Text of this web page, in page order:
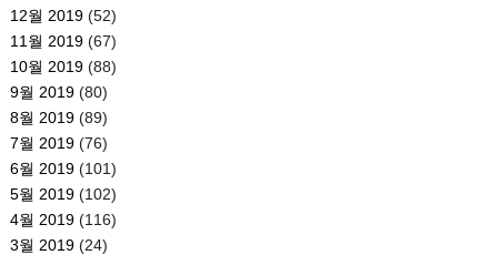
12월 2019(52)
11월 2019(67)
10월 2019(88)
9월 2019(80)
8월 2019(89)
7월 2019(76)
6월 2019(101)
5월 2019(102)
4월 2019(116)
3월 2019(24)